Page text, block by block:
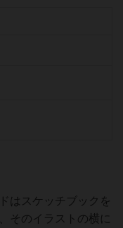
はスケッチブックを
そのイラストの横に